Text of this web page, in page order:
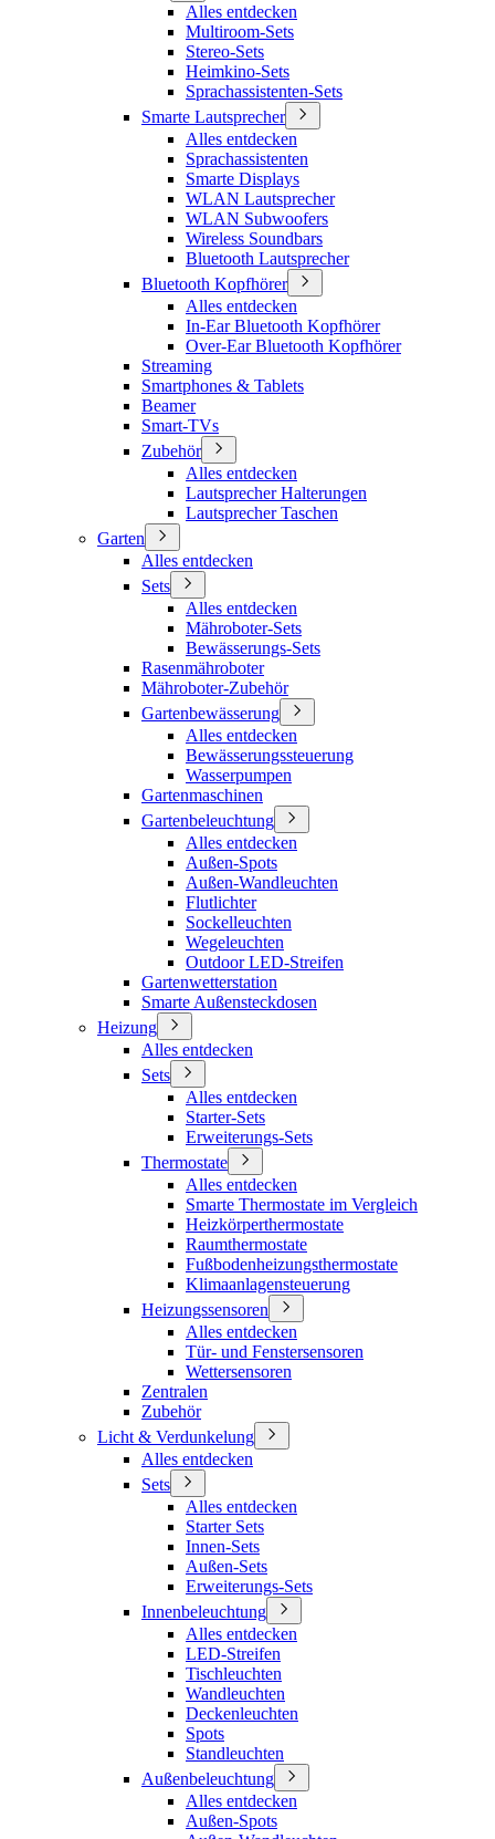
Alles entdecken
Multiroom-Sets
Stereo-Sets
Heimkino-Sets
Sprachassistenten-Sets
Smarte Lautsprecher
Alles entdecken
Sprachassistenten
Smarte Displays
WLAN Lautsprecher
WLAN Subwoofers
Wireless Soundbars
Bluetooth Lautsprecher
Bluetooth Kopfhörer
Alles entdecken
In-Ear Bluetooth Kopfhörer
Over-Ear Bluetooth Kopfhörer
Streaming
Smartphones & Tablets
Beamer
Smart-TVs
Zubehör
Alles entdecken
Lautsprecher Halterungen
Lautsprecher Taschen
Garten
Alles entdecken
Sets
Alles entdecken
Mähroboter-Sets
Bewässerungs-Sets
Rasenmähroboter
Mähroboter-Zubehör
Gartenbewässerung
Alles entdecken
Bewässerungssteuerung
Wasserpumpen
Gartenmaschinen
Gartenbeleuchtung
Alles entdecken
Außen-Spots
Außen-Wandleuchten
Flutlichter
Sockelleuchten
Wegeleuchten
Outdoor LED-Streifen
Gartenwetterstation
Smarte Außensteckdosen
Heizung
Alles entdecken
Sets
Alles entdecken
Starter-Sets
Erweiterungs-Sets
Thermostate
Alles entdecken
Smarte Thermostate im Vergleich
Heizkörperthermostate
Raumthermostate
Fußbodenheizungsthermostate
Klimaanlagensteuerung
Heizungssensoren
Alles entdecken
Tür- und Fenstersensoren
Wettersensoren
Zentralen
Zubehör
Licht & Verdunkelung
Alles entdecken
Sets
Alles entdecken
Starter Sets
Innen-Sets
Außen-Sets
Erweiterungs-Sets
Innenbeleuchtung
Alles entdecken
LED-Streifen
Tischleuchten
Wandleuchten
Deckenleuchten
Spots
Standleuchten
Außenbeleuchtung
Alles entdecken
Außen-Spots